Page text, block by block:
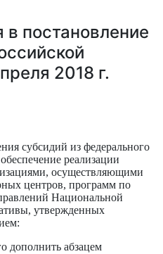
в постановление
2018 г.
субсидий из федерального
реализации
осуществляющими
центров, программ по
Национальной
утвержденных
дополнить абзацем